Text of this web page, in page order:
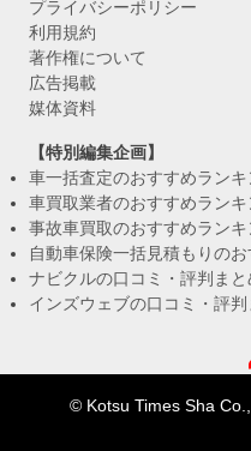
プライバシーポリシー
利用規約
著作権について
広告掲載
媒体資料
【特別編集企画】
車一括査定のおすすめランキ
車買取業者のおすすめランキ
事故車買取のおすすめランキ
自動車保険一括見積もりの
ナビクルの口コミ・評判まと
インズウェブの口コミ・評判
© Kotsu Times Sha